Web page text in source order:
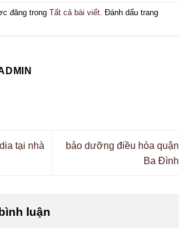
đăng trong Tất cả bài viết . Đánh dấu trang
tại nhà
bảo dưỡng điều hòa quận
Ba Đình
luận